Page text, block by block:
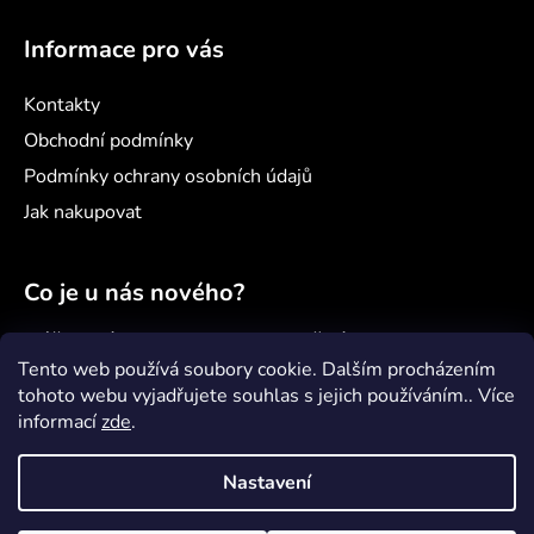
Tento web používá soubory cookie. Dalším procházením
tohoto webu vyjadřujete souhlas s jejich používáním.. Více
informacízde.
Nastavení
Informace pro vás
Kontakty
Obchodní podmínky
Podmínky ochrany osobních údajů
Jak nakupovat
Co je u nás nového?
Náš nový projekt: samoobslužný minimarket
Šenvert
Věděli jste, že...?
Jak správně pečovat o paddleboard?